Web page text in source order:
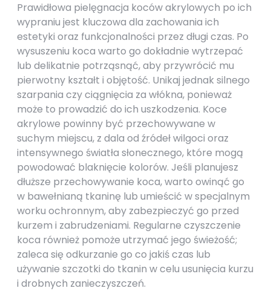
Prawidłowa pielęgnacja koców akrylowych po ich
wypraniu jest kluczowa dla zachowania ich
estetyki oraz funkcjonalności przez długi czas. Po
wysuszeniu koca warto go dokładnie wytrzepać
lub delikatnie potrząsnąć, aby przywrócić mu
pierwotny kształt i objętość. Unikaj jednak silnego
szarpania czy ciągnięcia za włókna, ponieważ
może to prowadzić do ich uszkodzenia. Koce
akrylowe powinny być przechowywane w
suchym miejscu, z dala od źródeł wilgoci oraz
intensywnego światła słonecznego, które mogą
powodować blaknięcie kolorów. Jeśli planujesz
dłuższe przechowywanie koca, warto owinąć go
w bawełnianą tkaninę lub umieścić w specjalnym
worku ochronnym, aby zabezpieczyć go przed
kurzem i zabrudzeniami. Regularne czyszczenie
koca również pomoże utrzymać jego świeżość;
zaleca się odkurzanie go co jakiś czas lub
używanie szczotki do tkanin w celu usunięcia kurzu
i drobnych zanieczyszczeń.